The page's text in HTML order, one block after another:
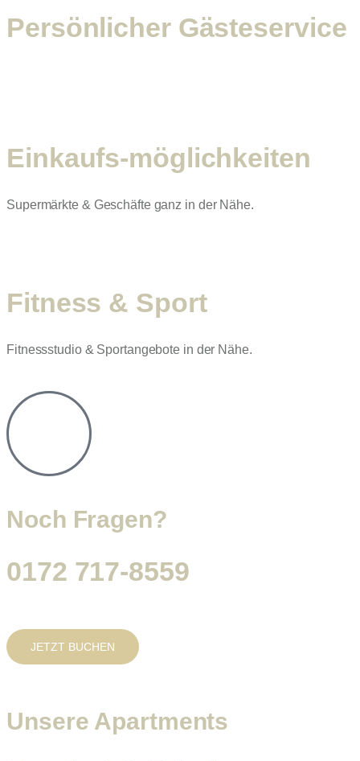
Persönlicher Gästeservice
Einkaufs-möglichkeiten
Supermärkte & Geschäfte ganz in der Nähe.
Fitness & Sport
Fitnessstudio & Sportangebote in der Nähe.
Noch Fragen?
0172 717-8559
JETZT BUCHEN
Unsere Apartments